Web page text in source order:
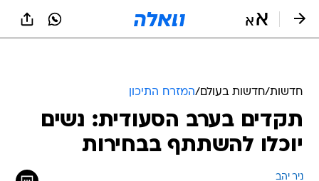
חדשות/חדשות בעולם/המזרח התיכון
תקדים בערב הסעודית: נשים
יוכלו להשתתף בבחירות
ניר יהב